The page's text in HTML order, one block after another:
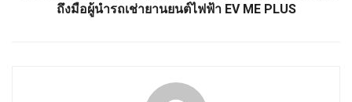
ถึงมือผู้นำรถเช่ายานยนต์ไฟฟ้า EV ME PLUS